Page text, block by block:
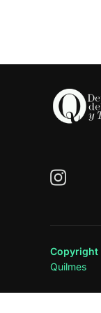
Copyright
Quilmes